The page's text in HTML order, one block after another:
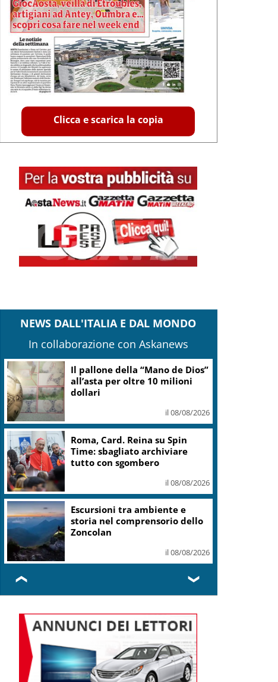
Clicca e scarica la copia
NEWS DALL'ITALIA E DAL MONDO
In collaborazione con Askanews
Mattarella: gestione flussi
migratori rispetti la dignità
delle persone
il 08/08/2026
Marcinelle, Meloni: rinnovato
impegno a difesa di lavoro,
libertà, dignità
il 08/08/2026
“OltreGusto Oltrepo Terra di
Pinot Nero” debutta a Voghera
il 08/08/2026
❮ ❯